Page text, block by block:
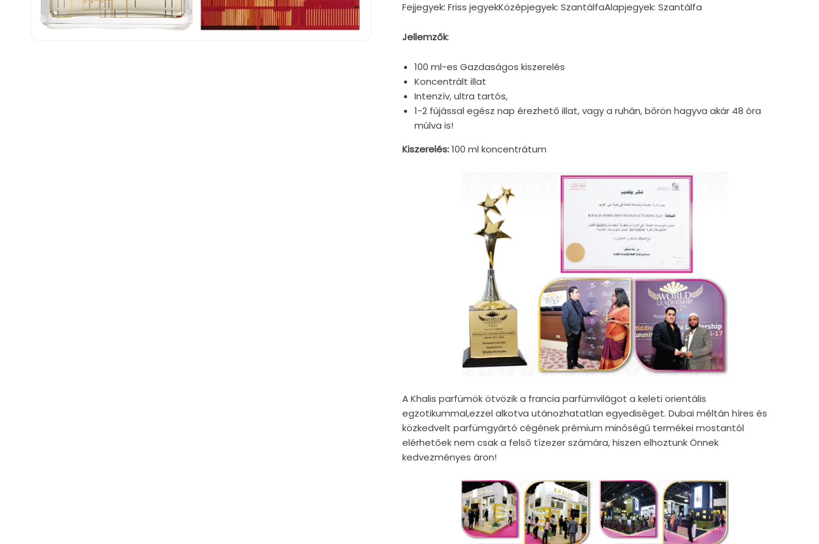
Fejjegyek: Friss jegyekKözépjegyek: SzantálfaAlapjegyek: Szantálfa
Jellemzők:
100 ml-es Gazdaságos kiszerelés
Koncentrált illat
Intenzív, ultra tartós,
1-2 fújással egész nap érezhető illat, vagy a ruhán, bőrön hagyva akár 48 óra
múlva is!
Kiszerelés:100 ml koncentrátum
A Khalis parfümök ötvözik a francia parfümvilágot a keleti orientális
egzotikummal,ezzel alkotva utánozhatatlan egyediséget. Dubai méltán híres és
közkedvelt parfümgyártó cégének prémium minőségű termékei mostantól
elérhetőek nem csak a felső tízezer számára, hiszen elhoztunk Önnek
kedvezményes áron!